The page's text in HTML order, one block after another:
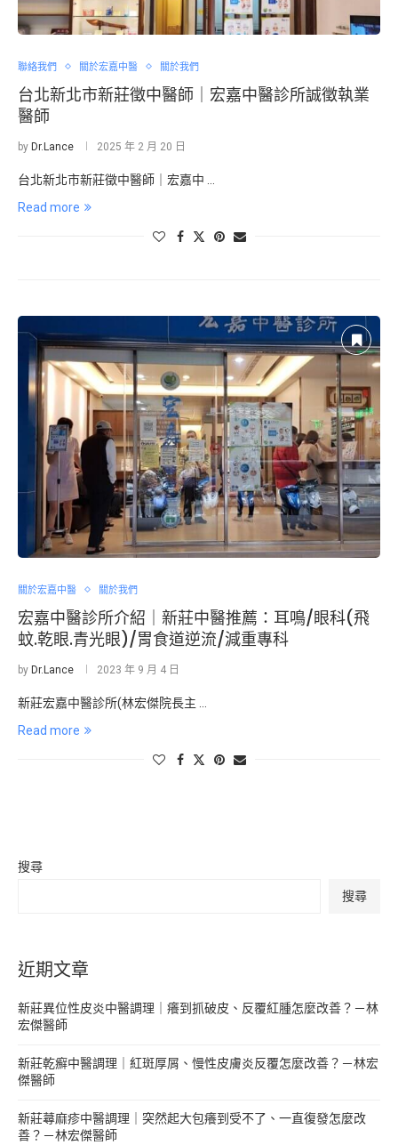
聯絡我們 關於宏嘉中醫 關於我們
台北新北市新莊徵中醫師｜宏嘉中醫診所誠徵執業
醫師
by Dr.Lance 2025 年 2 月 20 日
台北新北市新莊徵中醫師｜宏嘉中 …
Read more
關於宏嘉中醫 關於我們
宏嘉中醫診所介紹｜新莊中醫推薦：耳鳴/眼科(飛
蚊.乾眼.青光眼)/胃食道逆流/減重專科
by Dr.Lance 2023 年 9 月 4 日
新莊宏嘉中醫診所(林宏傑院長主 …
Read more
搜尋
搜尋
近期文章
新莊異位性皮炎中醫調理｜癢到抓破皮、反覆紅腫怎麼改善？－林
宏傑醫師
新莊乾癬中醫調理｜紅斑厚屑、慢性皮膚炎反覆怎麼改善？－林宏
傑醫師
新莊蕁麻疹中醫調理｜突然起大包癢到受不了、一直復發怎麼改
善？－林宏傑醫師